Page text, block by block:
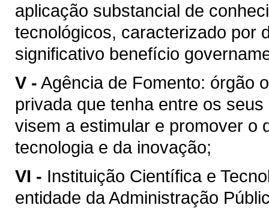
aplicação substancial de
tecnológicos, caracterizado por
significativo benefício
V - Agência de Fomento: órgão
privada que tenha entre os
visem a estimular e promover o
tecnologia e da inovação;
VI - Instituição Científica e
entidade da Administração